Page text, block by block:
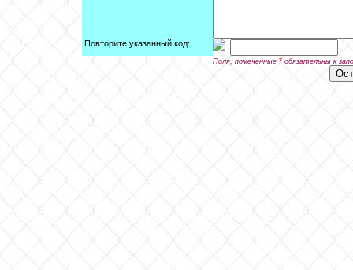
Повторите указанный код:
Поля, помеченные * обязательны к